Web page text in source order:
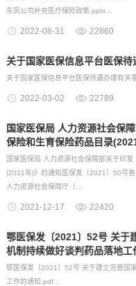
东风公司补充医疗保险政策.pptx...
2022-08-31 22860
关于国家医保信息平台医保待
关于国家医保信息平台医保待遇办理有关
2022-03-02 22789
国家医保局 人力资源社会保
保险和生育保险药品目录
国家医保局 人力资源社会保障部关于印
(2021年)》的通知医保发〔2021〕50号
人力资源社会保障厅（...
2021-12-17 22420
鄂医保发〔2021〕52号 关于
机制持续做好谈判药品落地工
鄂医保发〔2021〕52号 关于建立完善国
工作的通知.pdf...